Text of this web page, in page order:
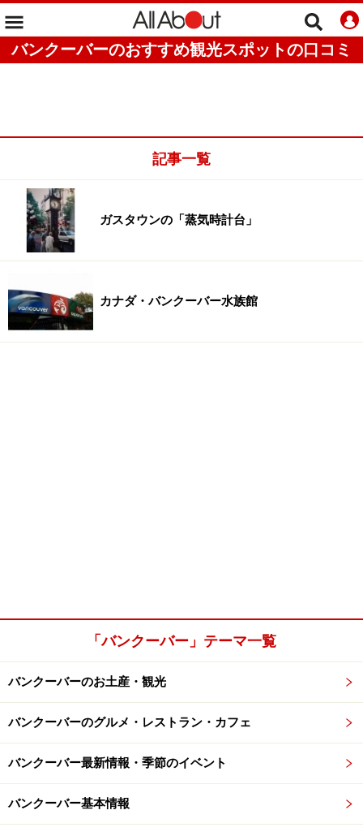
バンクーバーのおすすめ観光スポットの口コミ
記事一覧
ガスタウンの「蒸気時計台」
カナダ・バンクーバー水族館
「バンクーバー」テーマ一覧
バンクーバーのお土産・観光
バンクーバーのグルメ・レストラン・カフェ
バンクーバー最新情報・季節のイベント
バンクーバー基本情報